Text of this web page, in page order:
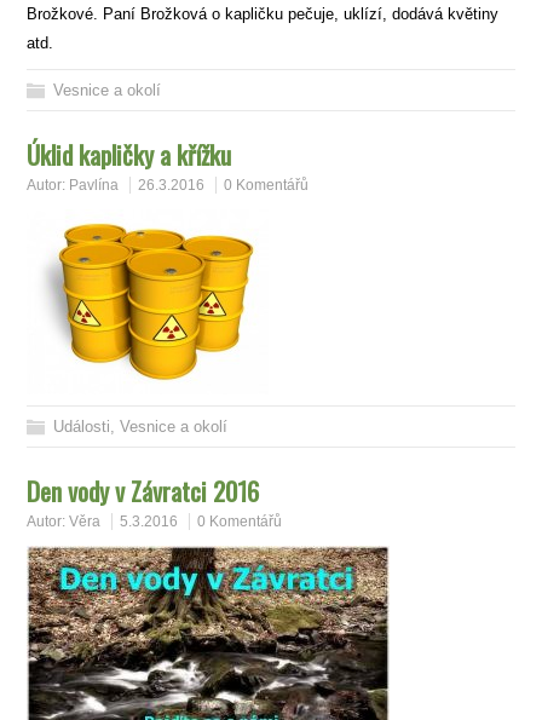
Brožkové. Paní Brožková o kapličku pečuje, uklízí, dodává květiny
atd.
Vesnice a okolí
Úklid kapličky a křížku
Autor: Pavlína 26.3.2016 0 Komentářů
Události ,Vesnice a okolí
Den vody v Závratci 2016
Autor:Věra 5.3.2016 0 Komentářů